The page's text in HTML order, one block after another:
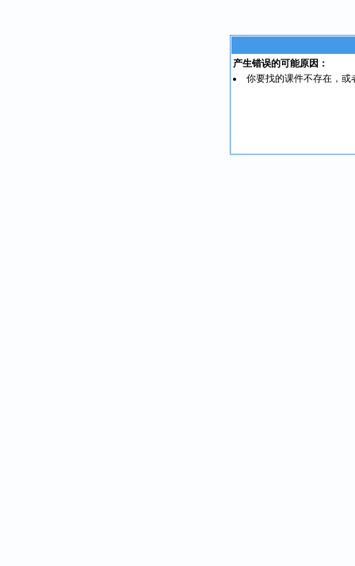
产生错误的可能原因：
你要找的课件不存在，或